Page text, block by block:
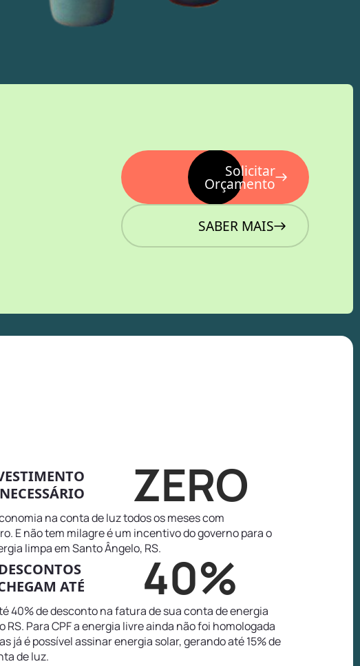
Solicitar
Orçamento
SABER MAIS
NECESSÁRIO
ZERO
na conta de luz todos os meses com
E não tem milagre é um incentivo do governo para o
limpa em Santo Ângelo, RS.
ATÉ
40%
40% de desconto na fatura de sua conta de energia
RS. Para CPF a energia livre ainda não foi homologada
já é possível assinar energia solar, gerando até 15% de
de luz.